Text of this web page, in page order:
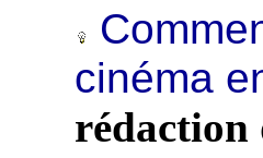
cinéma
rédaction